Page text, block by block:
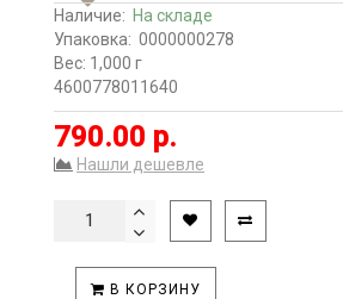
Наличие: На складе
Упаковка: 0000000278
Вес: 1,000 г
4600778011640
790.00 р.
Нашли дешевле
В КОРЗИНУ